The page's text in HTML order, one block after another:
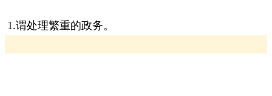
1.谓处理繁重的政务。